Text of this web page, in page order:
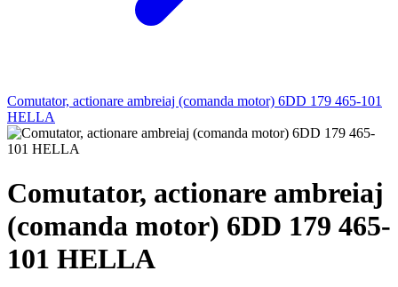
Comutator, actionare ambreiaj (comanda motor) 6DD 179 465-101
HELLA
Comutator, actionare ambreiaj
(comanda motor) 6DD 179 465-
101 HELLA